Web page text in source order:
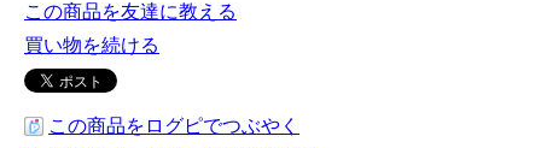
この商品を友達に教える
買い物を続ける
この商品をログピでつぶやく